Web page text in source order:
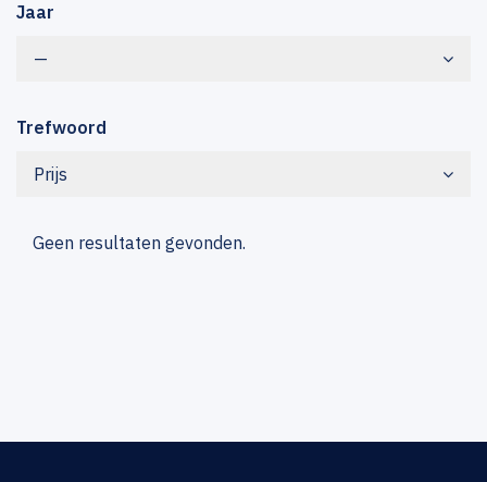
Jaar
—
Trefwoord
Prijs
Geen resultaten gevonden.